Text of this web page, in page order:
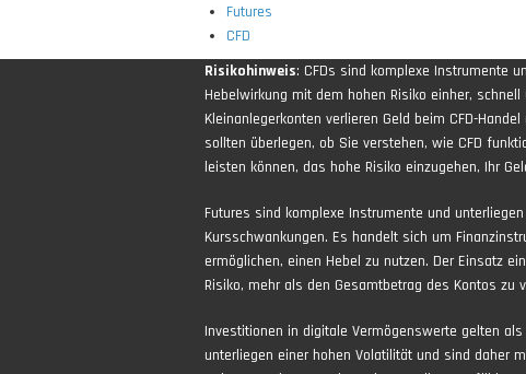
Futures
CFD
Risikohinweis: CFDs sind komplexe Instrumente
Hebelwirkung mit dem hohen Risiko einher, schnell
Kleinanlegerkonten verlieren Geld beim CFD-
sollten überlegen, ob Sie verstehen, wie CFD
leisten können, das hohe Risiko einzugehen, Ihr
Futures sind komplexe Instrumente und
Kursschwankungen. Es handelt sich um
ermöglichen, einen Hebel zu nutzen. Der Einsatz
Risiko, mehr als den Gesamtbetrag des Kontos zu
Investitionen in digitale Vermögenswerte gelten
unterliegen einer hohen Volatilität und sind daher